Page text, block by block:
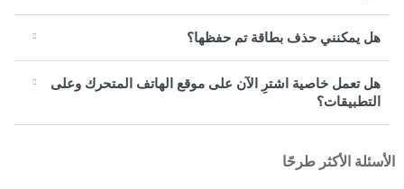
هل يمكنني حذف بطاقة تم حفظها؟
هل تعمل خاصية اشترِ الآن على موقع الهاتف المتحرك وعلى
التطبيقات؟
الأسئلة الأكثر طرحًا